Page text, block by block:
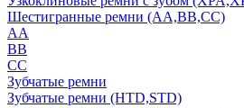
Шестигранные ремни (AA,BB,CC)
AA
BB
CC
Зубчатые ремни
Зубчатые ремни (HTD,STD)